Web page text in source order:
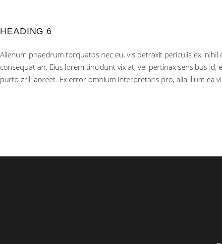
HEADING 6
Alienum phaedrum torquatos nec eu, vis detraxit periculis ex,
consequat an. Eius lorem tincidunt vix at, vel pertinax sensibus
purto zril laoreet. Ex error omnium interpretaris pro, alia illum ea